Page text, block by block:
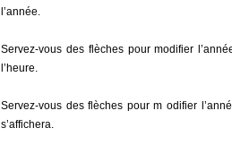
l’année.
Servez-vous des flèches pour modifier
l’heure.
Servez-vous des flèches pour m odifier
s’affichera.